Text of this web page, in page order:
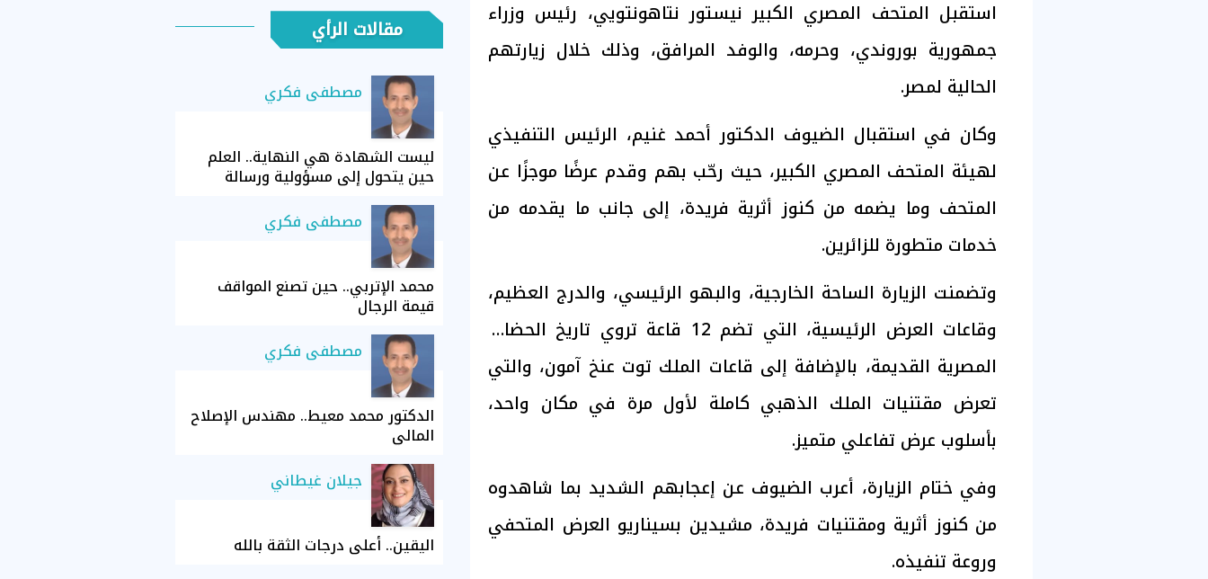
استقبل المتحف المصري الكبير نيستور نتاهونتويي، رئيس وزراء
جمهورية بوروندي، وحرمه، والوفد المرافق، وذلك خلال زيارتهم
الحالية لمصر.
وكان في استقبال الضيوف الدكتور أحمد غنيم، الرئيس التنفيذي
لهيئة المتحف المصري الكبير، حيث رحّب بهم وقدم عرضًا موجزًا عن
المتحف وما يضمه من كنوز أثرية فريدة، إلى جانب ما يقدمه من
خدمات متطورة للزائرين.
وتضمنت الزيارة الساحة الخارجية، والبهو الرئيسي، والدرج العظيم،
وقاعات العرض الرئيسية، التي تضم 12 قاعة تروي تاريخ الحضارة
المصرية القديمة، بالإضافة إلى قاعات الملك توت عنخ آمون، والتي
تعرض مقتنيات الملك الذهبي كاملة لأول مرة في مكان واحد،
بأسلوب عرض تفاعلي متميز.
وفي ختام الزيارة، أعرب الضيوف عن إعجابهم الشديد بما شاهدوه
من كنوز أثرية ومقتنيات فريدة، مشيدين بسيناريو العرض المتحفي
وروعة تنفيذه.
مقالات الرأي
مصطفى فكري
ليست الشهادة هي النهاية.. العلم
حين يتحول إلى مسؤولية ورسالة
مصطفى فكري
محمد الإتربي.. حين تصنع المواقف
قيمة الرجال
مصطفى فكري
الدكتور محمد معيط.. مهندس الإصلاح
المالي
جيلان غيطاني
اليقين.. أعلى درجات الثقة بالله